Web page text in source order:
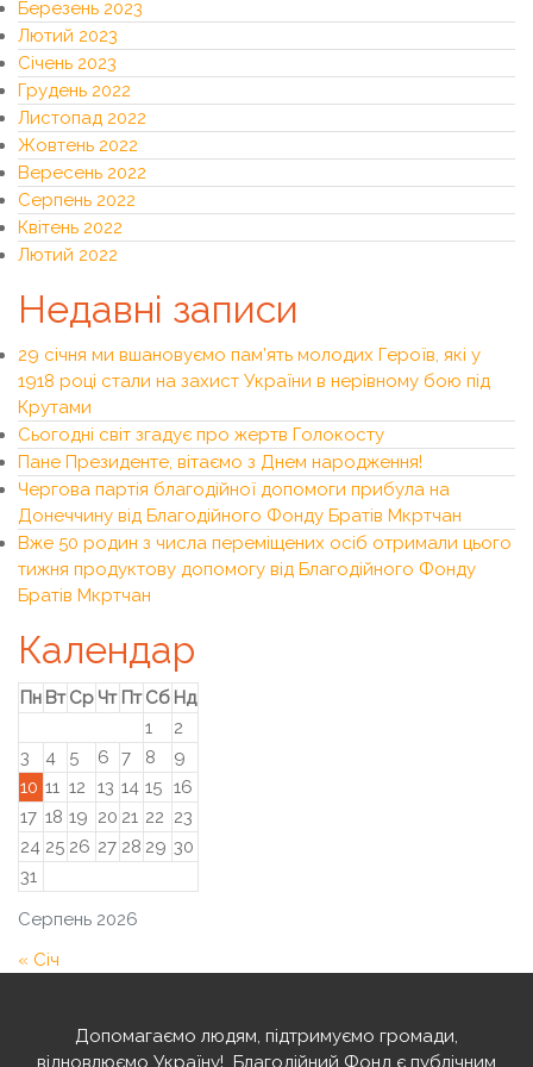
Березень 2023
Лютий 2023
Січень 2023
Грудень 2022
Листопад 2022
Жовтень 2022
Вересень 2022
Серпень 2022
Квітень 2022
Лютий 2022
Недавні записи
29 січня ми вшановуємо пам’ять молодих Героїв, які у
1918 році стали на захист України в нерівному бою під
Крутами
Сьогодні світ згадує про жертв Голокосту
Пане Президенте, вітаємо з Днем народження!
Чергова партія благодійної допомоги прибула на
Донеччину від Благодійного Фонду Братів Мкртчан
Вже 50 родин з числа переміщених осіб отримали цього
тижня продуктову допомогу від Благодійного Фонду
Братів Мкртчан
Календар
Серпень 2026
Пн Вт Ср Чт Пт Сб Нд
1
2
3
4 5 6 7 8
9
10 11 12 13 14 15 16
17 18 19 20 21 22 23
24 25 26 27 28 29 30
31
« Січ
Допомагаємо людям, підтримуємо громади,
відновлюємо Україну! ️ Благодійний Фонд є публічним